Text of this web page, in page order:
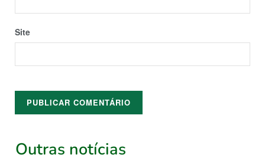
Site
Outras notícias